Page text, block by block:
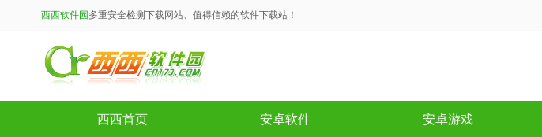
西西软件园 多重安全检测下载网站、值得信赖的软件下载站！
西西首页 安卓软件 安卓游戏